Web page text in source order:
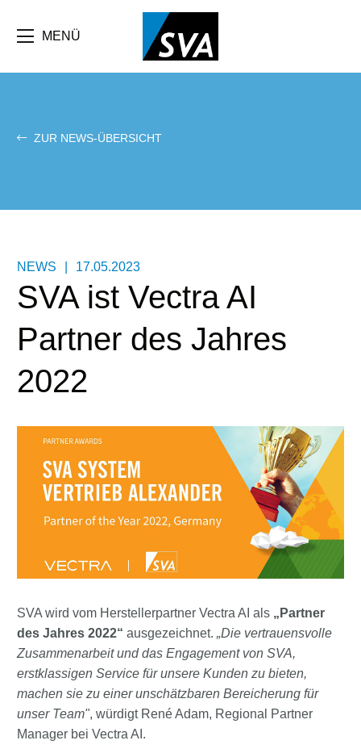
Inhalt
MENÜ
ZUR NEWS-ÜBERSICHT
NEWS 17.05.2023
SVA ist Vectra AI
Partner des Jahres
2022
SVA wird vom Herstellerpartner Vectra AI als „Partner
des Jahres 2022“ ausgezeichnet. „Die vertrauensvolle
Zusammenarbeit und das Engagement von SVA,
erstklassigen Service für unsere Kunden zu bieten,
machen sie zu einer unschätzbaren Bereicherung für
unser Team", würdigt René Adam, Regional Partner
Manager bei Vectra AI.